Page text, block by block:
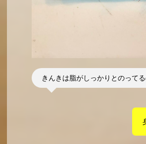
きんきは脂がしっかりとのって